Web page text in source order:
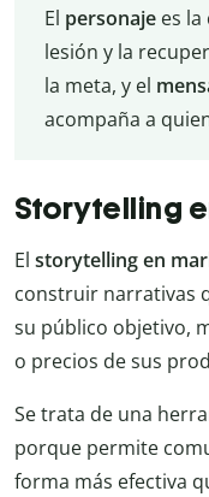
El personajees la
lesión y la
la meta, y el
acompaña a
Storytelling
El storytelling en
construir narrativas
su público objetivo,
o precios de sus
Se trata de una
porque permite
forma más efectiva